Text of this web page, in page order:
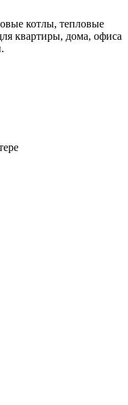
котлы, тепловые
квартиры, дома, офиса